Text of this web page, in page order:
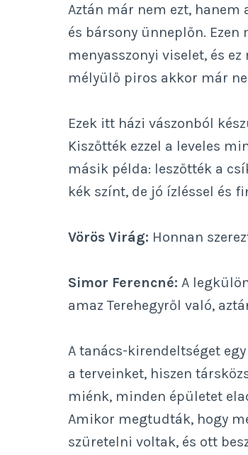
Aztán már nem ezt,
és bársony ünneplőn.
menyasszonyi viselet, és
mélyülő piros akkor már
Ezek itt házi vászonból
Kiszőtték ezzel a leveles
másik példa: leszőtték a
kék színt, de jó ízléssel és
Vörös Virág: Honnan
Simor Ferencné: A
amaz Terehegyről való,
A tanács-kirendeltséget
a terveinket, hiszen
miénk, minden épületet
Amikor megtudták, hogy
szüretelni voltak, és ott